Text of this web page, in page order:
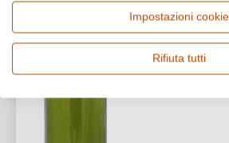
Bergerac AOP
Cuvée (Bianco)
Secco / Dry
Impostazioni cookie
Rifiuta tutti